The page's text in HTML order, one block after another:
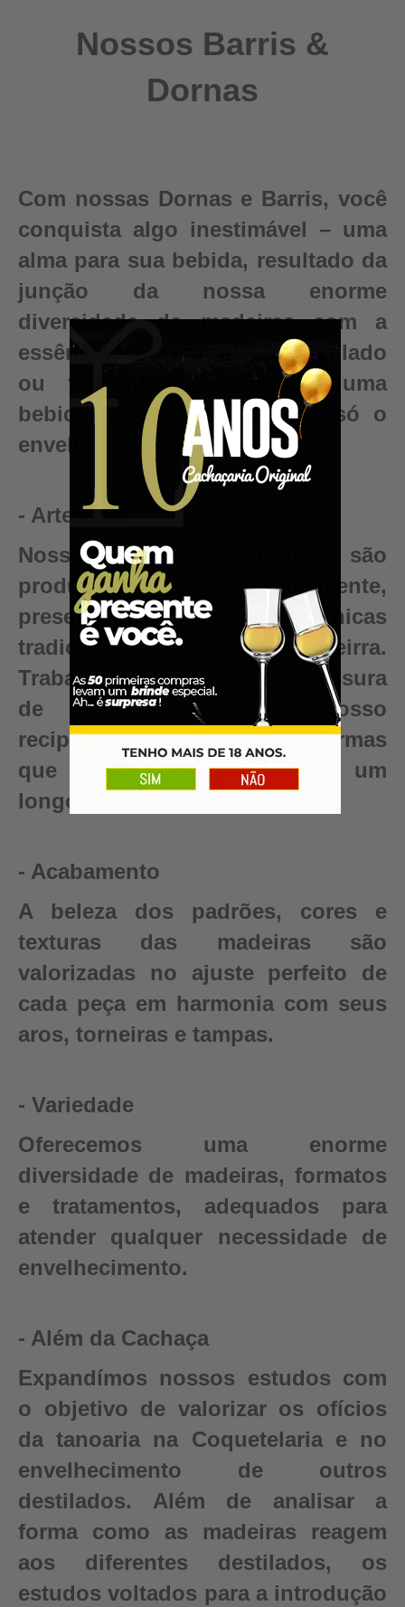
Nossos Barris &
Dornas
Com nossas Dornas e Barris, você
conquista algo inestimável – uma
alma para sua bebida, resultado da
junção da nossa enorme
diversidade de madeiras com a
essência e pureza do seu destilado
ou fermentado. Conquiste uma
bebida autêntica, valor que só o
envelhecimento pode criar.
- Artesanal
Nossos barris e dornas são
produzidos artesanalmente,
preservando as técnicas
tradicionais da Tanoaria Brasileirra.
Trabalhamos com uma espessura
de madeira maior em nosso
recipientes para garantir reformas
que renovam seu barril para um
longo período de uso.
- Acabamento
A beleza dos padrões, cores e
texturas das madeiras são
valorizadas no ajuste perfeito de
cada peça em harmonia com seus
aros, torneiras e tampas.
- Variedade
Oferecemos uma enorme
diversidade de madeiras, formatos
e tratamentos, adequados para
atender qualquer necessidade de
envelhecimento.
- Além da Cachaça
Expandímos nossos estudos com
o objetivo de valorizar os ofícios
da tanoaria na Coquetelaria e no
envelhecimento de outros
destilados. Além de analisar a
forma como as madeiras reagem
aos diferentes destilados, os
estudos voltados para a introdução